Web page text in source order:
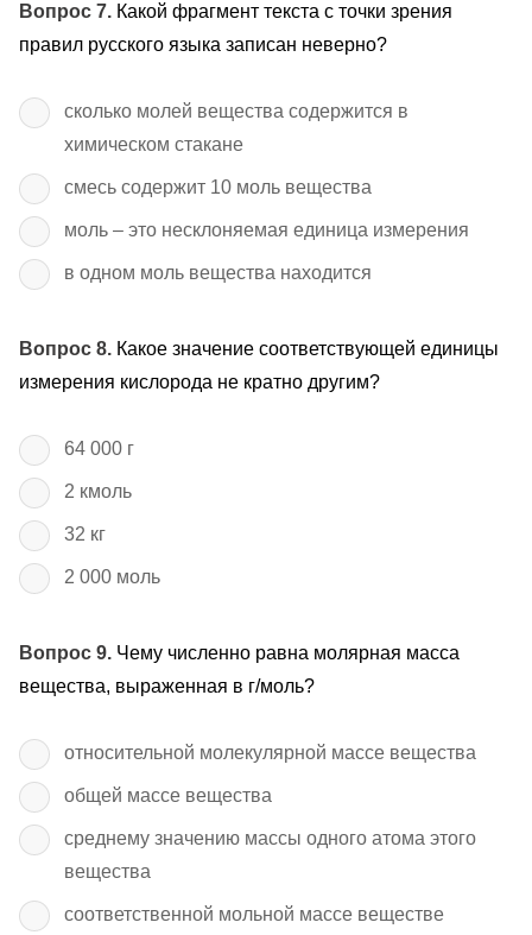
Вопрос 7. Какой фрагмент текста с точки зрения
правил русского языка записан неверно?
сколько молей вещества содержится в
химическом стакане
смесь содержит 10 моль вещества
моль – это несклоняемая единица измерения
в одном моль вещества находится
Вопрос 8. Какое значение соответствующей единицы
измерения кислорода не кратно другим?
64 000 г
2 кмоль
32 кг
2 000 моль
Вопрос 9. Чему численно равна молярная масса
вещества, выраженная в г/моль?
относительной молекулярной массе вещества
общей массе вещества
среднему значению массы одного атома этого
вещества
соответственной мольной массе веществе